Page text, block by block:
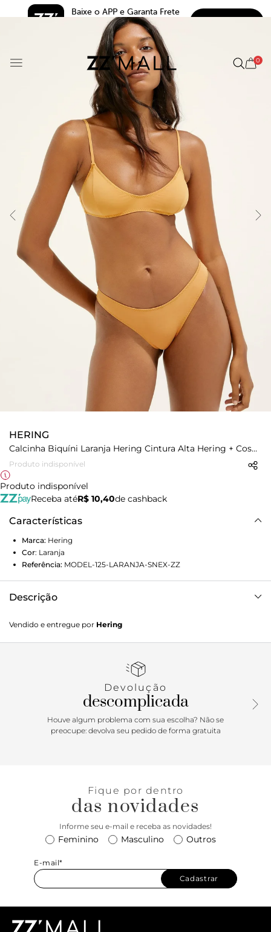
Baixe o APP e Garanta Frete
5.0
0
HERING
Calcinha Biquíni Laranja Hering Cintura Alta Hering + Cosmo
Produto indisponível
Produto indisponível
Receba atéR$ 10,40de cashback
Características
Marca: Hering
Cor: Laranja
Referência: MODEL-125-LARANJA-SNEX-ZZ
Descrição
COSMO! Elaborado em malha de poliamida, com toque
gelado, elasticidade e movimento, proteção UV 50+ e
possui curvatura no cós e parte de trás maior. Não
o Brasil. Chegou a hora do lifestyle único do Rio de Janeiro
ganhar todo o Brasil. Com sua energia vibrante e alma
solar, a cidade ícone inspirou as peças indispensáveis do
Verão nessa collab inédita. Os novos looks trazem o melhor
UV 50+ Calcinha avulsa Medidas Modelo: Primeira modelo
usando tamanho P, segunda modelo usando tamanho M.
Vendido e entregue por Hering
Devolução
descomplicada
Houve algum problema com sua escolha? Não se
preocupe: devolva seu pedido de forma gratuita
Fique por dentro
das novidades
Informe seu e-mail e receba as novidades!
Feminino Masculino Outros
E-mail*
Cadastrar